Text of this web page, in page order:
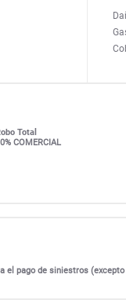
Total
COMERCIAL
el pago de siniestros